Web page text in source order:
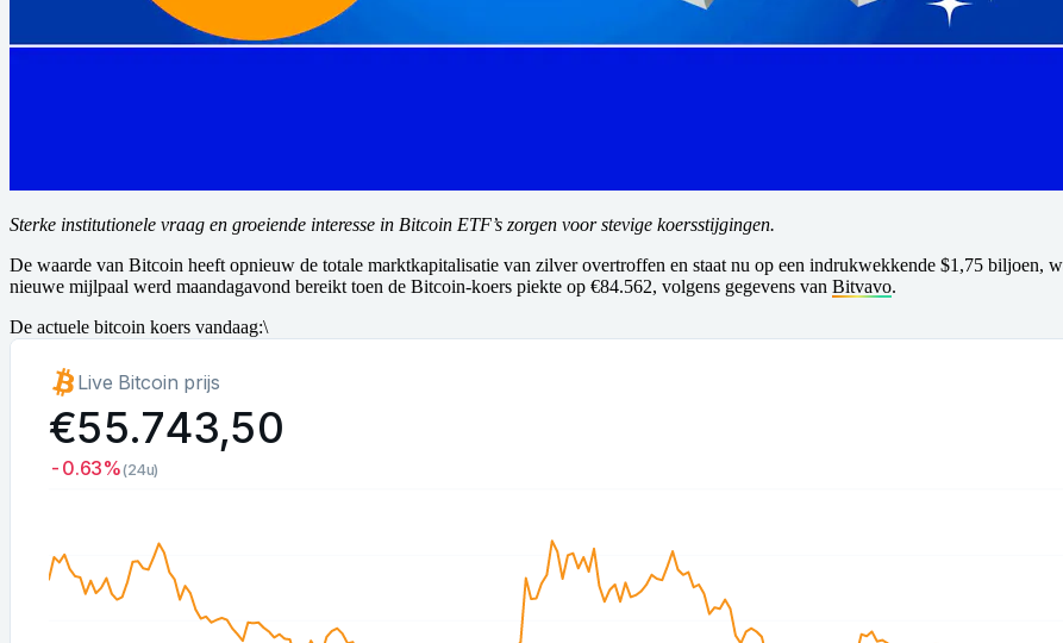
Sterke institutionele vraag en groeiende interesse in Bitcoin ETF’s zorgen voor stevige koersstijgingen.
De waarde van Bitcoin heeft opnieuw de totale marktkapitalisatie van zilver overtroffen en staat nu op een indrukwekkende $1,75 biljoen,
nieuwe mijlpaal werd maandagavond bereikt toen de Bitcoin-koers piekte op €84.562, volgens gegevens van Bitvavo.
De actuele bitcoin koers vandaag:\